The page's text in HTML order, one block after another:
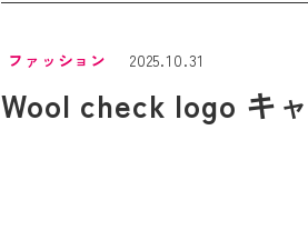
ファッション 2025.10.31
Wool check logo キ